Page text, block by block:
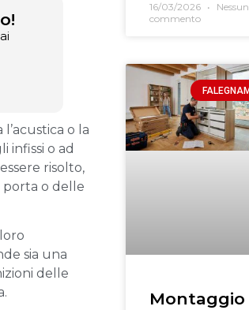
o la
infissi o ad
risolto,
o delle
sia una
delle
16/03/2026
Nessun
commento
Montaggio